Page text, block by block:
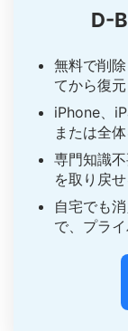
D-
無料で削
てから復元
iPhone、
または全
専門知識
を取り戻
自宅でも
で、プラ